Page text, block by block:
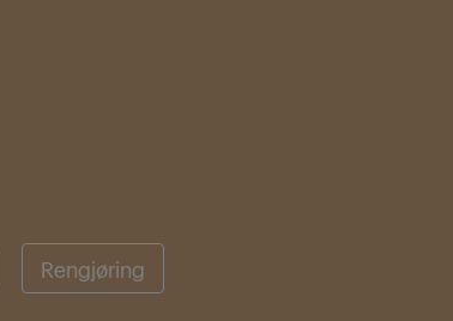
Rengjøring